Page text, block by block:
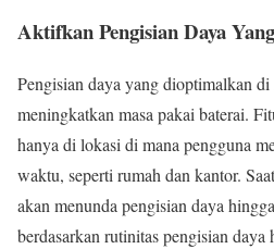
Aktifkan Pengisian Daya
Pengisian daya yang dioptimalkan
meningkatkan masa pakai baterai.
hanya di lokasi di mana pengguna
waktu, seperti rumah dan kantor.
akan menunda pengisian daya
berdasarkan rutinitas pengisian